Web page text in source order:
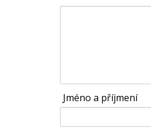
Jméno a příjmení